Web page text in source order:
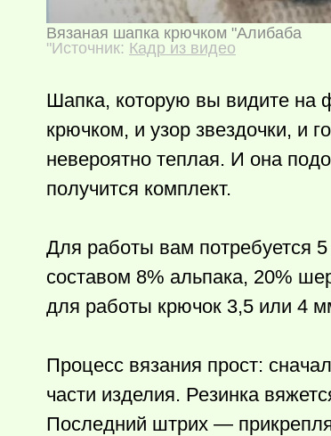
Вязаная шапка крючком "Алибаба
"Источник: Кадр из видео
Шапка, которую вы видите на
крючком, и узор звездочки, и
невероятно теплая. И она
получится комплект.
Для работы вам потребуется
составом 8% альпака, 20%
для работы крючок 3,5 или 4
Процесс вязания прост:
части изделия. Резинка
Последний штрих —